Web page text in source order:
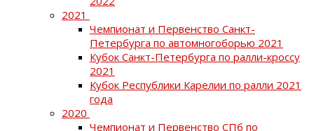
2021
Чемпионат и Первенство Санкт-
Петербурга по автомногоборью 2021
Кубок Санкт-Петербурга по ралли-кроссу
2021
Кубок Республики Карелии по ралли 2021
года
2020
Чемпионат и Первенство СПб по